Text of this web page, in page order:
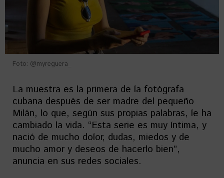
Foto: @myreguera_
La muestra es la primera de la fotógrafa
cubana después de ser madre del pequeño
Milán, lo que, según sus propias palabras, le ha
cambiado la vida. “Esta serie es muy íntima, y
nació de mucho dolor, dudas, miedos y de
mucho amor y deseos de hacerlo bien”,
anuncia en sus redes sociales.